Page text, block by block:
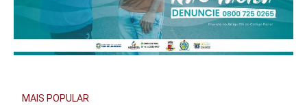
MAIS POPULAR